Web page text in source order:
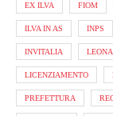
EX ILVA FIOM
ILVA IN AS INPS
INVITALIA
LICENZIAMENTO
PREFETTURA